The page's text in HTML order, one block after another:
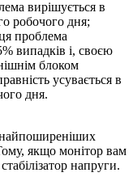
вирішується в
робочого дня;
проблема
випадків і, своєю
блоком
усувається в
дня.
якщо монітор вам
напруги.